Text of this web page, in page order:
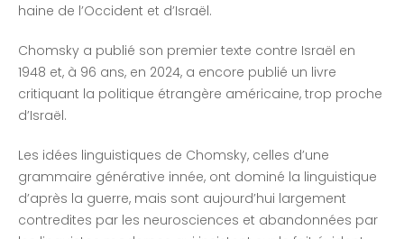
haine de l’Occident et d’Israël.
Chomsky a publié son premier texte contre Israël en
1948 et, à 96 ans, en 2024, a encore publié un livre
critiquant la politique étrangère américaine, trop proche
d’Israël.
Les idées linguistiques de Chomsky, celles d’une
grammaire générative innée, ont dominé la linguistique
d’après la guerre, mais sont aujourd’hui largement
contredites par les neurosciences et abandonnées par